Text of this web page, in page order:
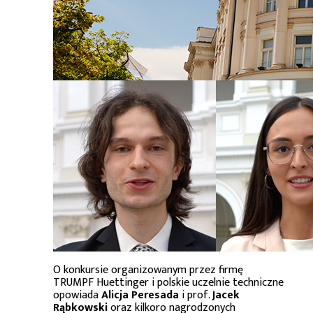
O konkursie organizowanym przez firmę
TRUMPF Huettinger i polskie uczelnie techniczne
opowiadaAlicja Peresada i prof.Jacek
Rąbkowskioraz kilkoro nagrodzonych